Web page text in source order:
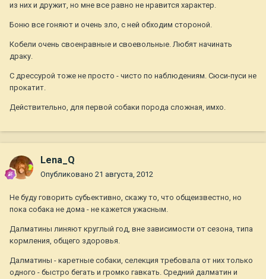
из них и дружит, но мне все равно не нравится характер.
Боню все гоняют и очень зло, с ней обходим стороной.
Кобели очень своенравные и своевольные. Любят начинать
драку.
С дрессурой тоже не просто - чисто по наблюдениям. Сюси-пуси не
прокатит.
Действительно, для первой собаки порода сложная, имхо.
Lena_Q
Опубликовано 21 августа, 2012
Не буду говорить субьективно, скажу то, что общеизвестно, но
пока собака не дома - не кажется ужасным.
Далматины линяют круглый год, вне зависимости от сезона, типа
кормления, общего здоровья.
Далматины - каретные собаки, селекция требовала от них только
одного - быстро бегать и громко гавкать. Средний далматин и